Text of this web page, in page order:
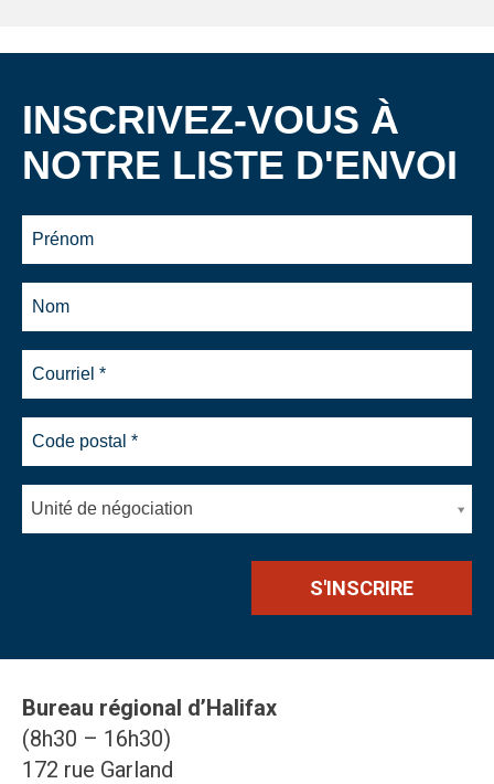
INSCRIVEZ-VOUS À
NOTRE LISTE D'ENVOI
Unité de négociation
Bureau régional d’Halifax
(8h30 – 16h30)
172 rue Garland